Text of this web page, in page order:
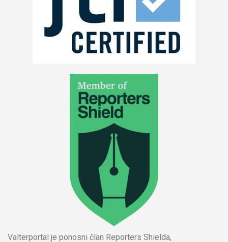
Valterportal je ponosni član Reporters Shielda,